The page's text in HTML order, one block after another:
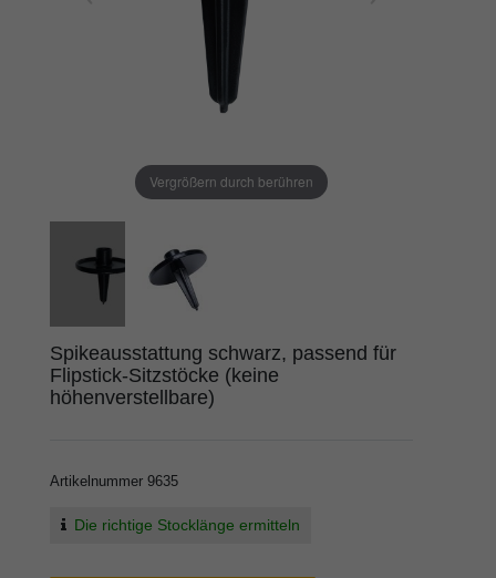
Vergrößern durch berühren
Spikeausstattung schwarz, passend für
Flipstick-Sitzstöcke (keine
höhenverstellbare)
Artikelnummer 9635
Die richtige Stocklänge ermitteln